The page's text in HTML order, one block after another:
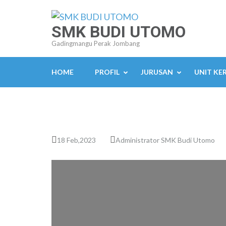
Enter)
SMK BUDI UTOMO
Gadingmangu Perak Jombang
HOME PROFIL JURUSAN UNIT
18 Feb,2023 Administrator SMK Budi Utomo